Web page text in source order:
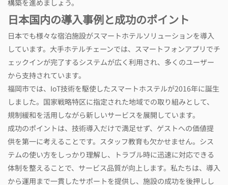
構築を進めましょう。
日本国内の導入事例と成功のポイント
日本でも様々な宿泊施設がスマートホテルソリューションを導入
しています。大手ホテルチェーンでは、スマートフォンアプリでチ
ェックインが完了するシステムが広く利用され、多くのユーザー
から支持されています。
福岡市では、IoT技術を駆使したスマートホステルが2016年に誕生
しました。国家戦略特区に指定された地域での取り組みとして、
規制緩和を活用しながら新しいサービスを展開しています。
成功のポイントは、技術導入だけで満足せず、ゲストへの価値提
供を第一に考えることです。スタッフ教育も欠かせません。シス
テムの使い方をしっかり理解し、トラブル時に迅速に対応できる
体制を整えることで、サービス品質が向上します。私たちは、導入
から運用まで一貫したサポートを提供し、施設の成功を後押しし